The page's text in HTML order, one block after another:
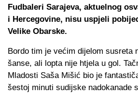
Fudbaleri Sarajeva, aktuelnog
i Hercegovine, nisu uspjeli
Velike Obarske.
Bordo tim je većim dijelom susreta
šanse, ali lopta nije htjela u gol.
Mladosti Saša Mišić bio je
šestoj minuti sudijske nadokanade